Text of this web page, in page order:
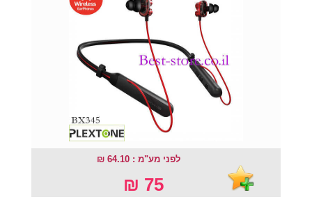
לפני מע"מ : 64.10 ₪
75 ₪